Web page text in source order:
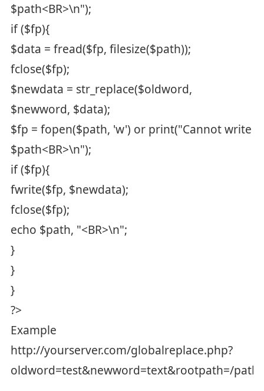
$path<BR>\n");
if ($fp){
$data = fread($fp, filesize($path));
fclose($fp);
$newdata = str_replace($oldword,
$newword, $data);
$fp = fopen($path, 'w') or print("Cannot write
$path<BR>\n");
if ($fp){
fwrite($fp, $newdata);
fclose($fp);
echo $path, "<BR>\n";
}
}
}
?>
Example
http://yourserver.com/globalreplace.php?
oldword=test&newword=text&rootpath=/